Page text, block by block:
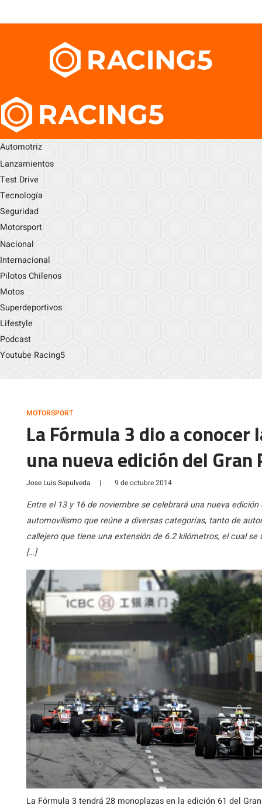
Automotriz
Lanzamientos
Test Drive
Tecnología
Seguridad
Motorsport
Nacional
Internacional
Pilotos Chilenos
Motos
Superdeportivos
Lifestyle
Podcast
Youtube Racing5
MOTORSPORT
La Fórmula 3 dio a
una nueva edición del Gran
Jose Luis Sepulveda | 9 de octubre 2014
Entre el 13 y 16 de noviembre se celebrará una nueva
automovilismo que reúne a diversas categorías, tanto de
callejero que tiene una extensión de 6.2 kilómetros, el cual
[…]
La Fórmula 3 tendrá 28 monoplazas en la edición 61 del